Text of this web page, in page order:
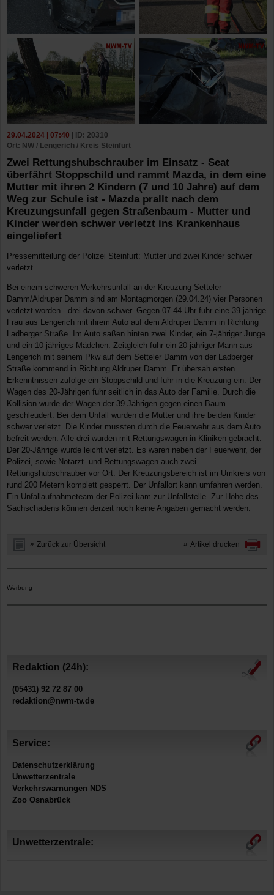
29.04.2024 | 07:40 | ID: 20310
Ort: NW / Lengerich / Kreis Steinfurt
Zwei Rettungshubschrauber im Einsatz - Seat
überfährt Stoppschild und rammt Mazda, in dem eine
Mutter mit ihren 2 Kindern (7 und 10 Jahre) auf dem
Weg zur Schule ist - Mazda prallt nach dem
Kreuzungsunfall gegen Straßenbaum - Mutter und
Kinder werden schwer verletzt ins Krankenhaus
eingeliefert
Pressemitteilung der Polizei Steinfurt: Mutter und zwei Kinder schwer
verletzt
Bei einem schweren Verkehrsunfall an der Kreuzung Setteler
Damm/Aldruper Damm sind am Montagmorgen (29.04.24) vier Personen
verletzt worden - drei davon schwer. Gegen 07.44 Uhr fuhr eine 39-jährige
Frau aus Lengerich mit ihrem Auto auf dem Aldruper Damm in Richtung
Ladberger Straße. Im Auto saßen hinten zwei Kinder, ein 7-jähriger Junge
und ein 10-jähriges Mädchen. Zeitgleich fuhr ein 20-jähriger Mann aus
Lengerich mit seinem Pkw auf dem Setteler Damm von der Ladberger
Straße kommend in Richtung Aldruper Damm. Er übersah ersten
Erkenntnissen zufolge ein Stoppschild und fuhr in die Kreuzung ein. Der
Wagen des 20-Jährigen fuhr seitlich in das Auto der Familie. Durch die
Kollision wurde der Wagen der 39-Jährigen gegen einen Baum
geschleudert. Bei dem Unfall wurden die Mutter und ihre beiden Kinder
schwer verletzt. Die Kinder mussten durch die Feuerwehr aus dem Auto
befreit werden. Alle drei wurden mit Rettungswagen in Kliniken gebracht.
Der 20-Jährige wurde leicht verletzt. Es waren neben der Feuerwehr, der
Polizei, sowie Notarzt- und Rettungswagen auch zwei
Rettungshubschrauber vor Ort. Der Kreuzungsbereich ist im Umkreis von
rund 200 Metern komplett gesperrt. Der Unfallort kann umfahren werden.
Ein Unfallaufnahmeteam der Polizei kam zur Unfallstelle. Zur Höhe des
Sachschadens können derzeit noch keine Angaben gemacht werden.
Zurück zur Übersicht Artikel drucken
Werbung
Redaktion (24h):
(05431) 92 72 87 00
redaktion@nwm-tv.de
Service:
Datenschutzerklärung
Unwetterzentrale
Verkehrswarnungen NDS
Zoo Osnabrück
Unwetterzentrale: